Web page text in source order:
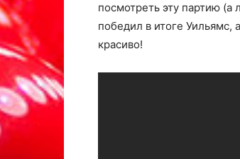
посмотреть эту партию (а
победил в итоге Уильямс,
красиво!